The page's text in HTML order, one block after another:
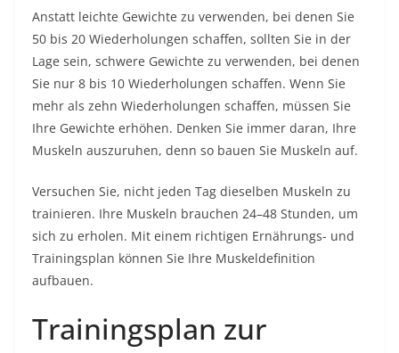
Anstatt leichte Gewichte zu verwenden, bei denen Sie
50 bis 20 Wiederholungen schaffen, sollten Sie in der
Lage sein, schwere Gewichte zu verwenden, bei denen
Sie nur 8 bis 10 Wiederholungen schaffen. Wenn Sie
mehr als zehn Wiederholungen schaffen, müssen Sie
Ihre Gewichte erhöhen. Denken Sie immer daran, Ihre
Muskeln auszuruhen, denn so bauen Sie Muskeln auf.
Versuchen Sie, nicht jeden Tag dieselben Muskeln zu
trainieren. Ihre Muskeln brauchen 24–48 Stunden, um
sich zu erholen. Mit einem richtigen Ernährungs- und
Trainingsplan können Sie Ihre Muskeldefinition
aufbauen.
Trainingsplan zur